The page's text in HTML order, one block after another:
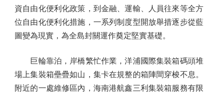
資自由化便利化政策，到金融、運輸、人員往來等全方
位自由化便利化措施，一系列制度型開放舉措逐步從藍
圖變為現實，為全島封關運作奠定堅實基礎。
巨輪靠泊，岸橋繁忙作業，洋浦國際集裝箱碼頭堆
場上集裝箱壘疊如山，集卡在規整的箱陣間穿梭不息。
附近的一處維修區內，海南港航鑫三利集裝箱服務有限